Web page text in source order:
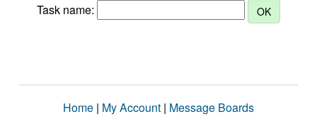
Task name:
Home | My Account | Message Boards